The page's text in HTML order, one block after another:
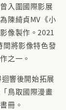
入圍國際影展
陳綺貞MV《小
像製作。2021
間將影像特色發
之一。
響後開始拓展
鳥取國際漫畫
冊。